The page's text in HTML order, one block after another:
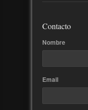
Contacto
Nombre
Email